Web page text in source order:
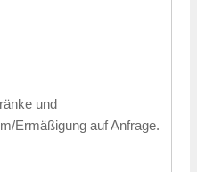
und
Ermäßigung auf Anfrage.